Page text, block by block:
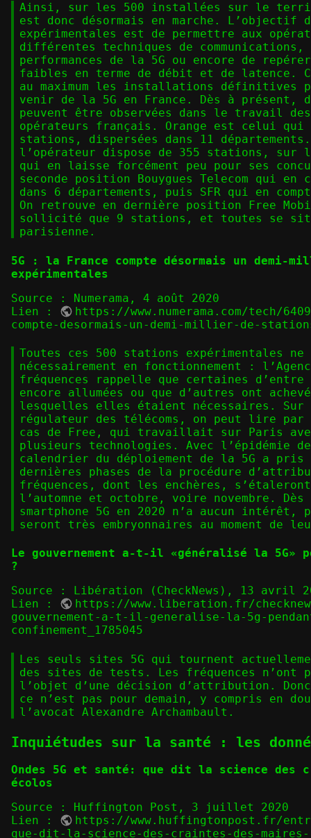
Ainsi, sur les 500 installées sur le
est donc désormais en marche. L’objectif
expérimentales est de permettre aux
différentes techniques de
performances de la 5G ou encore de
faibles en terme de débit et de latence.
au maximum les installations définitives
venir de la 5G en France. Dès à présent,
peuvent être observées dans le travail
opérateurs français. Orange est celui qui
stations, dispersées dans 11
l’opérateur dispose de 355 stations, sur
qui en laisse forcément peu pour ses
seconde position Bouygues Telecom qui en
dans 6 départements, puis SFR qui en
On retrouve en dernière position Free
sollicité que 9 stations, et toutes se
parisienne.
5G : la France compte désormais un demi-
expérimentales
Source : Numerama, 4 août 2020
Lien :
https://www.numerama.com/tech/
compte-desormais-un-demi-millier-de-
Toutes ces 500 stations expérimentales ne
nécessairement en fonctionnement :
fréquences rappelle que certaines
encore allumées ou que d’autres ont
lesquelles elles étaient nécessaires.
régulateur des télécoms, on peut lire par
cas de Free, qui travaillait sur Paris
plusieurs technologies. Avec l’épidémie
calendrier du déploiement de la 5G a
dernières phases de la procédure
fréquences, dont les enchères,
l’automne et octobre, voire novembre.
smartphone 5G en 2020 n’a aucun intérêt,
seront très embryonnaires au moment de
Le gouvernement a-t-il «généralisé la 5G»
?
Source : Libération (CheckNews), 13 avril
Lien :
https://www.liberation.fr/
gouvernement-a-t-il-generalise-la-5g-
confinement_1785045
Les seuls sites 5G qui tournent
des sites de tests. Les fréquences n’ont
l’objet d’une décision d’attribution.
ce n’est pas pour demain, y compris en
l’avocat Alexandre Archambault.
Inquiétudes sur la santé : les
Ondes 5G et santé: que dit la science des
écolos
Source : Huffington Post, 3 juillet 2020
Lien :
https://www.huffingtonpost.fr/
que-dit-la-science-des-craintes-des-maires-